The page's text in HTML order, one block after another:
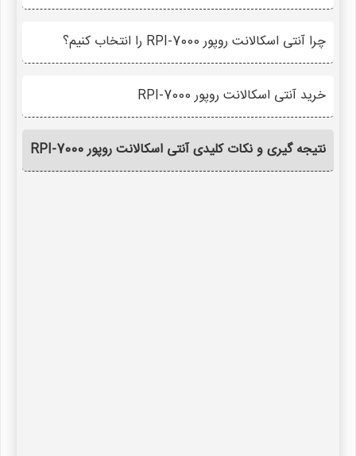
چرا آنتی اسکالانت روپور RPI-7000 را انتخاب کنیم؟
خرید آنتی اسکالانت روپور RPI-7000
نتیجه گیری و نکات کلیدی آنتی اسکالانت روپور RPI-7000